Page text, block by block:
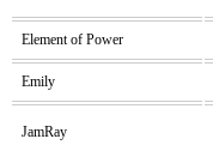
Element of Power
Emily
JamRay